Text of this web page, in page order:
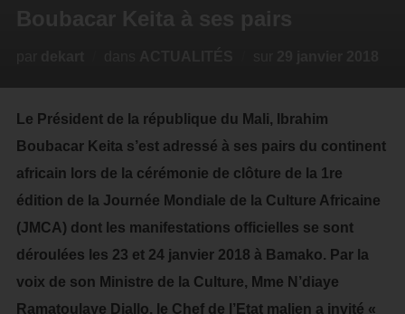
Le Président de la république du Mali, Ibrahim
Boubacar Keita s’est adressé à ses pairs du continent
africain lors de la cérémonie de clôture de la 1re
édition de la Journée Mondiale de la Culture Africaine
(JMCA) dont les manifestations officielles se sont
déroulées les 23 et 24 janvier 2018 à Bamako. Par la
voix de son Ministre de la Culture, Mme N’diaye
Ramatoulaye Diallo, le Chef de l’Etat malien a invité «